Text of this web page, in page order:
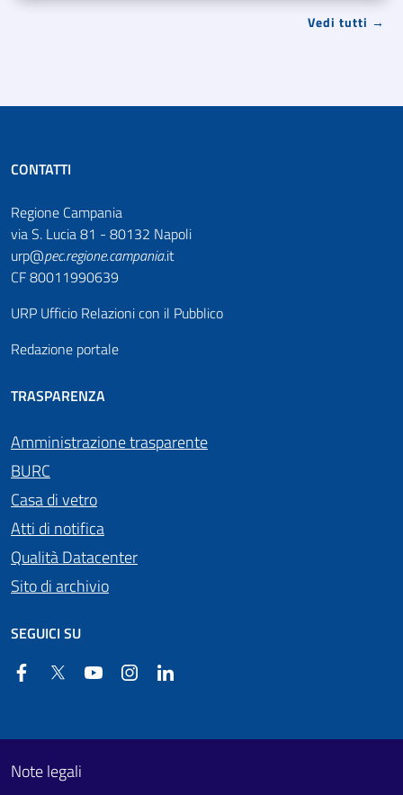
Vedi tutti →
CONTATTI
Regione Campania
via S. Lucia 81 - 80132 Napoli
urp@pec.regione.campania.it
CF 80011990639
URP Ufficio Relazioni con il Pubblico
Redazione portale
TRASPARENZA
Amministrazione trasparente
BURC
Casa di vetro
Atti di notifica
Qualità Datacenter
Sito di archivio
SEGUICI SU
FacebookTwitter YouTube Instagram
Footer First
Useful links section
Note legali